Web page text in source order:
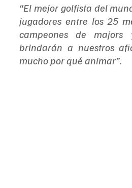
“El mejor golfista del
jugadores entre los 25
campeones de majors
brindarán a nuestros
mucho por qué animar”.